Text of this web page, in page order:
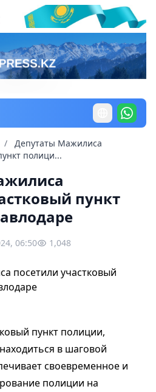
/
Депутаты Мажилиса
полици...
пункт
06:50 1,048
пункт полиции,
в шаговой
своевременное и
полиции на